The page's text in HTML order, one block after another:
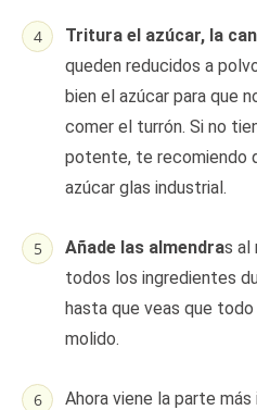
Tritura el azúcar, la
queden reducidos a
bien el azúcar para que
comer el turrón. Si no
potente, te recomiendo
azúcar glas industrial.
Añade las almendras al
todos los ingredientes
hasta que veas que
molido.
Ahora viene la parte